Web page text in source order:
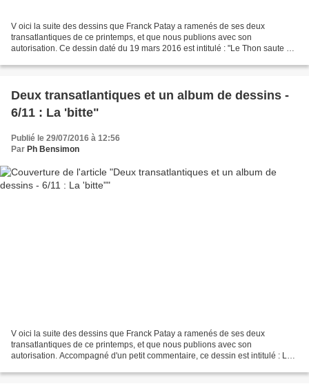
V oici la suite des dessins que Franck Patay a ramenés de ses deux
transatlantiques de ce printemps, et que nous publions avec son
autorisation. Ce dessin daté du 19 mars 2016 est intitulé : "Le Thon saute de
Deux transatlantiques et un album de dessins -
6/11 : La 'bitte"
Publié le 29/07/2016 à 12:56
Par Ph Bensimon
V oici la suite des dessins que Franck Patay a ramenés de ses deux
transatlantiques de ce printemps, et que nous publions avec son
autorisation. Accompagné d'un petit commentaire, ce dessin est intitulé : La